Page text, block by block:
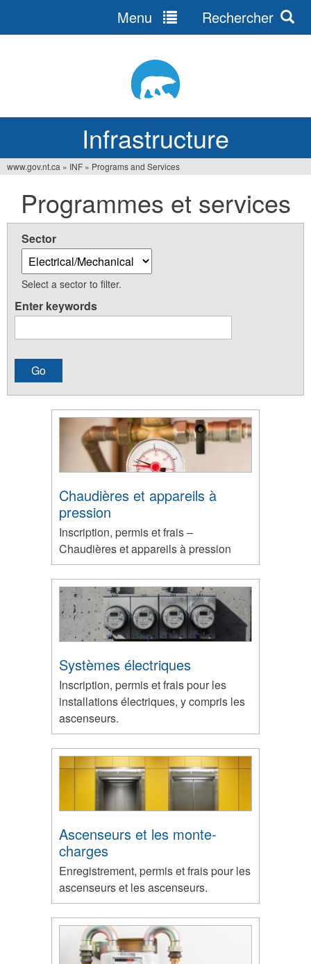
Infrastructure
Menu Rechercher
êtes
ici
www.gov.nt.ca » INF » Programs and Services
Programmes et services
Sector
Select a sector to filter.
Enter keywords
Chaudières et appareils à
pression
Inscription, permis et frais –
Chaudières et appareils à pression
Systèmes électriques
Inscription, permis et frais pour les
installations électriques, y compris les
ascenseurs.
Ascenseurs et les monte-
charges
Enregistrement, permis et frais pour les
ascenseurs et les ascenseurs.